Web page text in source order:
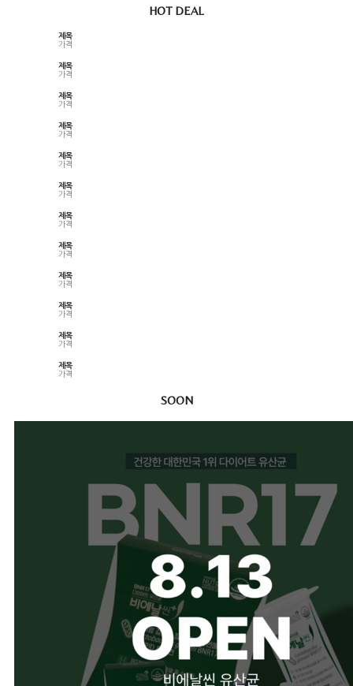
HOT DEAL
제목
가격
제목
가격
제목
가격
제목
가격
제목
가격
제목
가격
제목
가격
제목
가격
제목
가격
제목
가격
제목
가격
제목
가격
SOON